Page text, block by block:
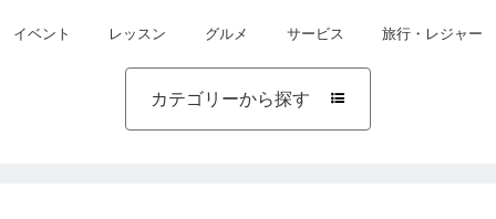
イベント レッスン グルメ サービス 旅行・レジャー
カテゴリーから探す 